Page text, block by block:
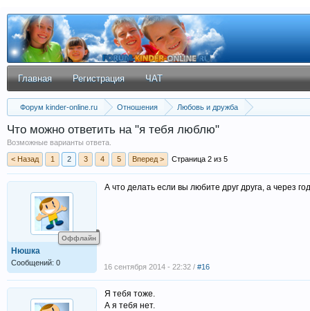
Главная Регистрация ЧАТ
Форум kinder-online.ru Отношения Любовь и дружба
Что можно ответить на "я тебя люблю"
Возможные варианты ответа.
< Назад
1 2 3 4 5 Вперед > Страница 2 из 5
Оффлайн
Нюшка
Сообщений: 0
А что делать если вы любите друг друга, а через
16 сентября 2014 - 22:32 / #16
Я тебя тоже.
А я тебя нет.